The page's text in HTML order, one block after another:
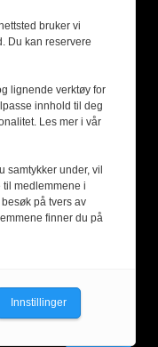
bruker vi
Du kan reservere
lignende verktøy for
innhold til deg
Les mer i vår
samtykker under, vil
medlemmene i
på tvers av
finner du på
Innstillinger